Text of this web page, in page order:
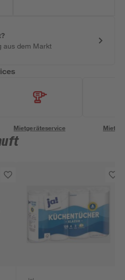
aus dem Markt
Mietgeräteservice